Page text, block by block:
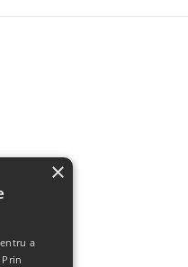
×
a